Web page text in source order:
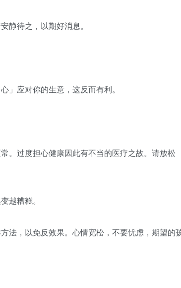
静待之，以期好消息。
」应对你的生意，这反而有利。
。过度担心健康因此有不当的医疗之故。请放松
越糟糕。
法，以免反效果。心情宽松，不要忧虑，期望的